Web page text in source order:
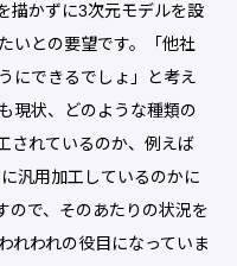
描かずに3次元モデルを設
いとの要望です。「他社
にできるでしょ」と考え
現状、どのような種類の
されているのか、例えば
汎用加工しているのかに
ので、そのあたりの状況を
れわれの役目になっていま